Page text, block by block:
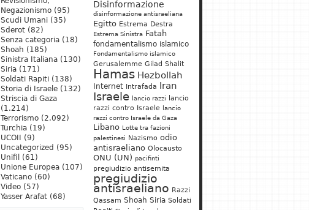
Disinformazione
disinformazione antisraeliana
Egitto Estrema Destra
Estrema Sinistra Fatah
fondamentalismo islamico
Fondamentalismo islamico
Gerusalemme Gilad Shalit
Hamas Hezbollah
Internet Intrafada Iran
Israele lancio razzi
lancio
razzi contro Israele lancio
razzi contro Israele da Gaza
Libano Lotte tra fazioni
palestinesi Nazismo odio
antisraeliano Olocausto
ONU (UN) pacifinti
pregiudizio antisemita
pregiudizio
antisraeliano Razzi
Qassam Shoah Siria Soldati
Negazionismo (95)
Scudi Umani (35)
Sderot (82)
Senza categoria (18)
Shoah (185)
Sinistra Italiana (130)
Siria (171)
Soldati Rapiti (138)
Storia di Israele (132)
Striscia di Gaza
(1.214)
Terrorismo (2.092)
Turchia (19)
UCOII
(9)
Uncategorized (95)
Unifil
(61)
Unione Europea (107)
Vaticano (60)
Video (57)
Yasser Arafat (68)